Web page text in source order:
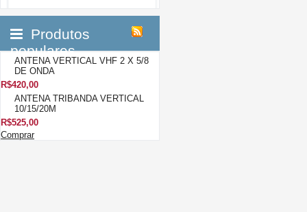
Produtos
populares
ANTENA VERTICAL VHF 2 X 5/8
DE ONDA
R$420,00
ANTENA TRIBANDA VERTICAL
10/15/20M
R$525,00
Comprar